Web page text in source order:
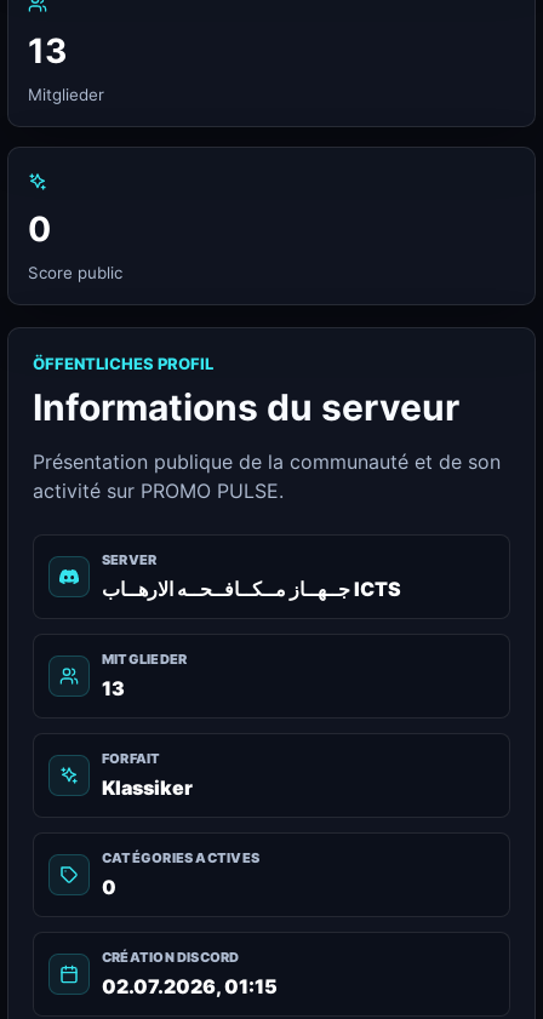
13
Mitglieder
0
Score public
ÖFFENTLICHES PROFIL
Informations du serveur
Présentation publique de la communauté et de son
activité sur PROMO PULSE.
SERVER
جــهــاز مــكــافــحــه الارهــاب ICTS
MITGLIEDER
13
FORFAIT
Klassiker
CATÉGORIES ACTIVES
0
CRÉATION DISCORD
02.07.2026, 01:15